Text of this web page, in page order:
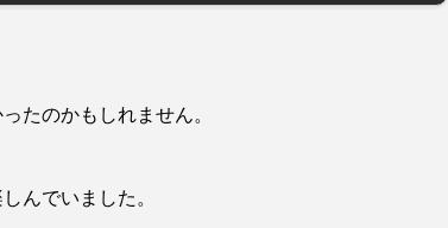
たのかもしれません。
んでいました。